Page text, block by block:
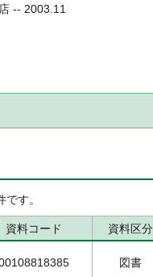
-- 2003.11
です。
資料コード 資料区分
図書